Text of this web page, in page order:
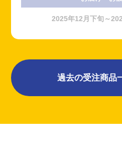
2025年12月下旬～
過去の受注商品